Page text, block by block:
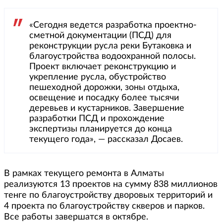
«Сегодня ведется разработка проектно-
сметной документации (ПСД) для
реконструкции русла реки Бутаковка и
благоустройства водоохранной полосы.
Проект включает реконструкцию и
укрепление русла, обустройство
пешеходной дорожки, зоны отдыха,
освещение и посадку более тысячи
деревьев и кустарников. Завершение
разработки ПСД и прохождение
экспертизы планируется до конца
текущего года», — рассказал Досаев.
В рамках текущего ремонта в Алматы
реализуются 13 проектов на сумму 838 миллионов
тенге по благоустройству дворовых территорий и
4 проекта по благоустройству скверов и парков.
Все работы завершатся в октябре.